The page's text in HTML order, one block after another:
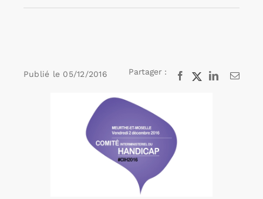
Annonces emploi
Publié le 05/12/2016 Partager : Facebook
X LinkedInEmail